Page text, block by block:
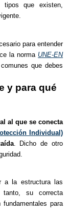
que existen,
para entender
la norma UNE-EN
que debes
y para qué
al que se conecta
Individual)
. Dicho de otro
a la estructura las
tanto, su correcta
para